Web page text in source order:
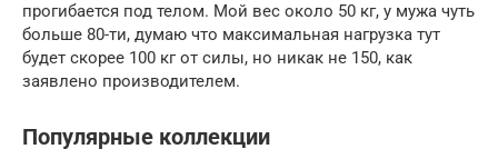
прогибается под телом. Мой вес около 50 кг, у мужа чуть
больше 80-ти, думаю что максимальная нагрузка тут
будет скорее 100 кг от силы, но никак не 150, как
заявлено производителем.
Популярные коллекции